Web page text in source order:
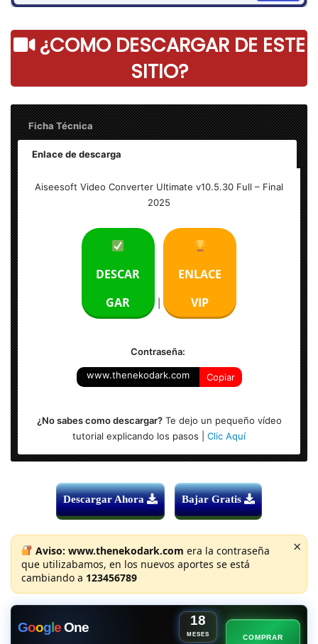
¿COMO DESCARGAR DE ESTE
SITIO?
Ficha Técnica
Enlace de descarga
Idioma: Ingles
Sistema Operativo: MacOS 10.14 o superior
Aiseesoft Video Converter Ultimate v10.5.30 Full – Final
2025
DESCAR
GAR
ENLACE
VIP
Contraseña:
www.thenekodark.com Copiar
¿No sabes como descargar?Te dejo un pequeño vídeo
tutorial explicando los pasos | Clic Aquí
Descargar Ahora Bajar Gratis
Aviso: www.thenekodark.com era la contraseña
que utilizabamos, en los nuevos aportes se está
cambiando a 123456789
×
GoogleOne 18
MESES COMPRAR